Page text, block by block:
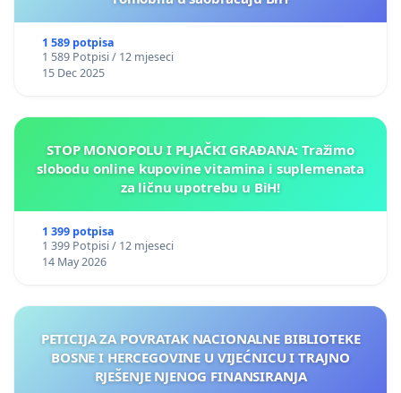
1 589 potpisa
1 589 Potpisi / 12 mjeseci
15 Dec 2025
STOP MONOPOLU I PLJAČKI GRAĐANA: Tražimo
slobodu online kupovine vitamina i suplemenata
za ličnu upotrebu u BiH!
1 399 potpisa
1 399 Potpisi / 12 mjeseci
14 May 2026
PETICIJA ZA POVRATAK NACIONALNE BIBLIOTEKE
BOSNE I HERCEGOVINE U VIJEĆNICU I TRAJNO
RJEŠENJE NJENOG FINANSIRANJA